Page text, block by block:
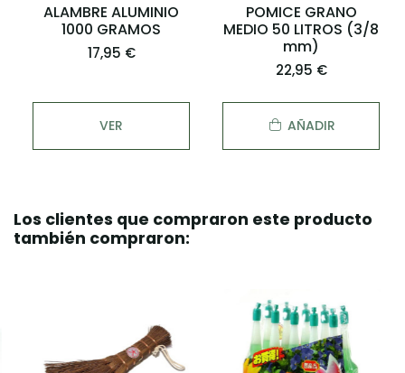
ALAMBRE ALUMINIO
1000 GRAMOS
17,95 €
VER
POMICE GRANO
MEDIO 50 LITROS (3/8
mm)
22,95 €
AÑADIR
Los clientes que compraron este producto
también compraron: